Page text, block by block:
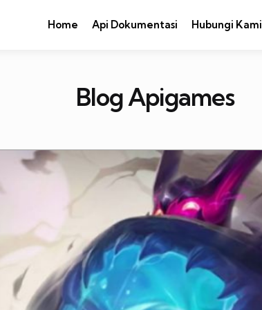
Home Api Dokumentasi Hubungi Kami
Blog Apigames